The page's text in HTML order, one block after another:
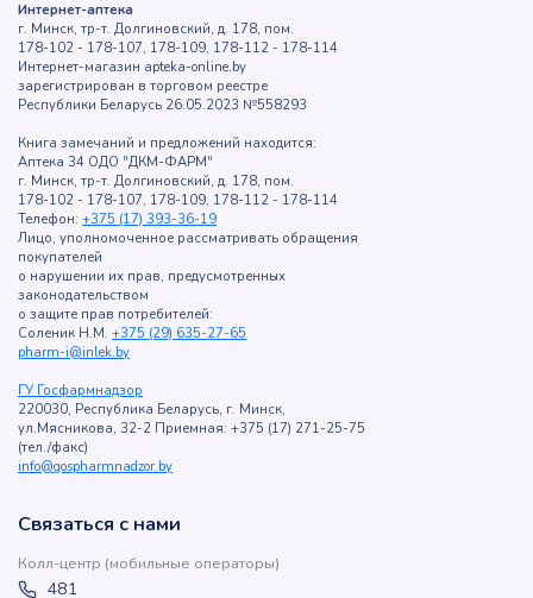
Интернет-аптека
г. Минск, тр-т. Долгиновский, д. 178, пом.
178-102 - 178-107, 178-109, 178-112 - 178-114
Интернет-магазин apteka-online.by
зарегистрирован в торговом реестре
Республики Беларусь 26.05.2023 №558293
Книга замечаний и предложений находится:
Аптека 34 ОДО "ДКМ-ФАРМ"
г. Минск, тр-т. Долгиновский, д. 178, пом.
178-102 - 178-107, 178-109, 178-112 - 178-114
Телефон: +375 (17) 393-36-19
Лицо, уполномоченное рассматривать обращения
покупателей
о нарушении их прав, предусмотренных
законодательством
о защите прав потребителей:
Соленик Н.М. +375 (29) 635-27-65
pharm-i@inlek.by
ГУ Госфармнадзор
220030, Республика Беларусь, г. Минск,
ул.Мясникова, 32-2 Приемная: +375 (17) 271-25-75
(тел./факс)
info@gospharmnadzor.by
Связаться с нами
Колл-центр (мобильные операторы)
481